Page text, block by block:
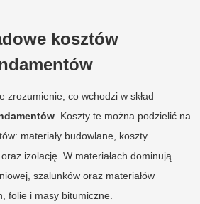
kosztów
zrozumienie, co wchodzi w skład
. Koszty te można podzielić na
materiały budowlane, koszty
izolację. W materiałach dominują
szalunków oraz materiałów
folie i masy bitumiczne.